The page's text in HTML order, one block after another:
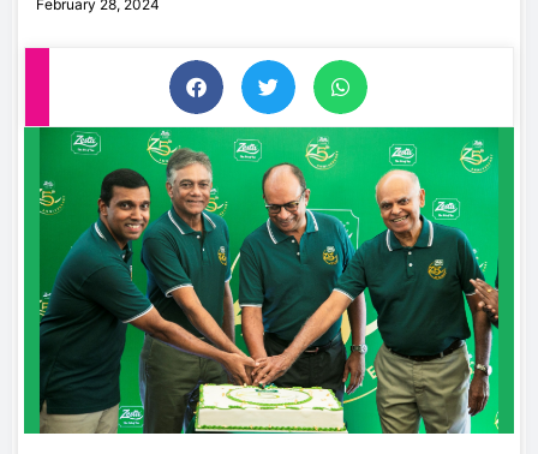
February 28, 2024